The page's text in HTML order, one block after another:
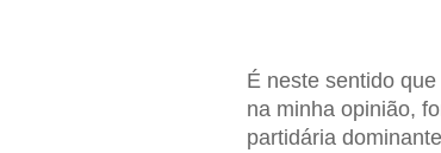
É neste sentido
na minha opinião,
partidária